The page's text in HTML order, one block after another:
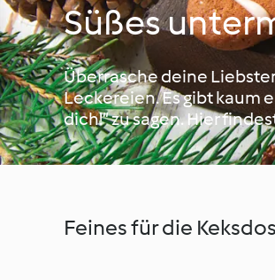
Süßes
Überrasche deine
Leckereien. Es gibt kaum
dich!“ zu sagen. Hier
Feines für die